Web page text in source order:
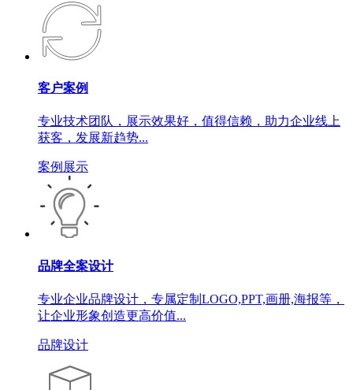
客户案例
专业技术团队，展示效果好，值得信赖，助力企业线上
获客，发展新趋势...
案例展示
品牌全案设计
专业企业品牌设计，专属定制LOGO,PPT,画册,海报等，
让企业形象创造更高价值...
品牌设计